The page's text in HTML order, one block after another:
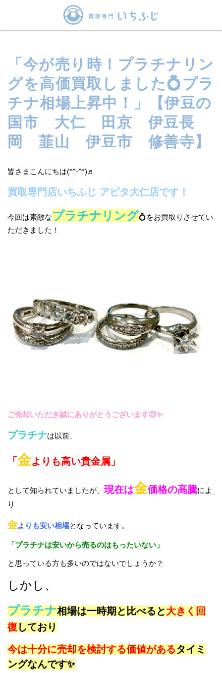
「今が売り時！プラチナリン
グを高価買取しました💍プラ
チナ相場上昇中！」【伊豆の
国市 大仁 田京 伊豆長
岡 韮山 伊豆市 修善寺】
皆さまこんにちは(*^-^*)♬
買取専門店いちふじ アピタ大仁店です！
今回は素敵なプラチナリング💍をお買取りさせてい
ただきました！
ご売却いただき誠にありがとうございます😊✨
プラチナは以前、
「金よりも高い貴金属」
として知られていましたが、現在は金価格の高騰によ
り
金よりも安い相場となっています。
「プラチナは安いから売るのはもったいない」
と思っている方も多いのではないでしょうか？
しかし、
プラチナ相場は一時期と比べると大きく回
復 しており
今は十分に売却を検討する価値があるタイミ
ングなんです✨